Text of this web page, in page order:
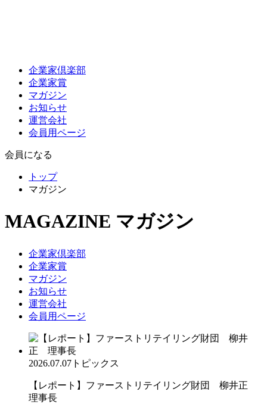
企業家倶楽部
企業家賞
マガジン
お知らせ
運営会社
会員用ページ
会員になる
トップ
マガジン
MAGAZINE マガジン
企業家倶楽部
企業家賞
マガジン
お知らせ
運営会社
会員用ページ
2026.07.07 トピックス
【レポート】ファーストリテイリング財団 柳井正
理事長